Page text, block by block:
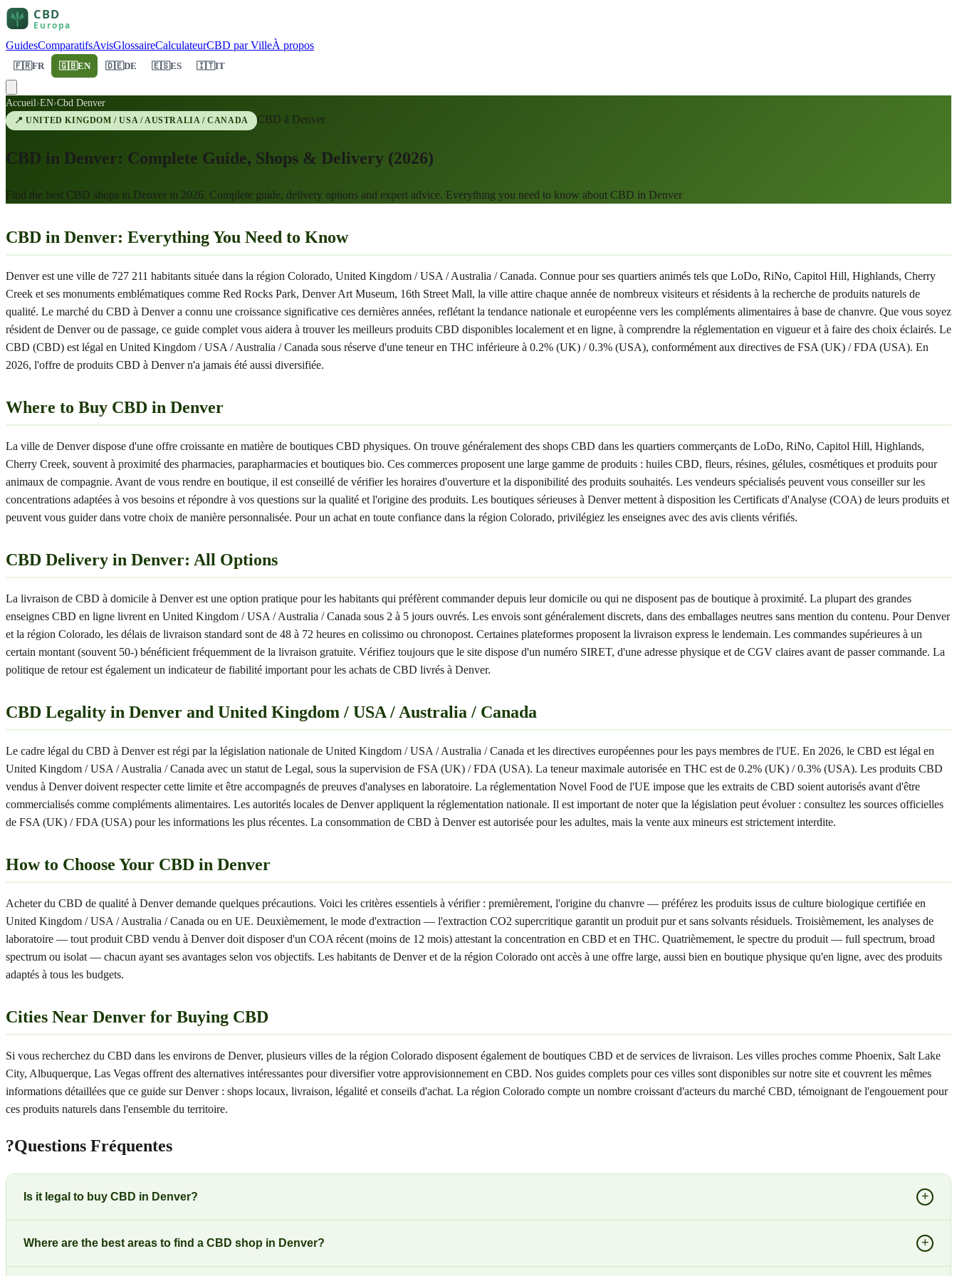
GuidesComparatifsAvisGlossaireCalculateurCBD par VilleÀ propos
🇫🇷FR 🇬🇧EN 🇩🇪DE 🇪🇸ES 🇮🇹IT
Accueil›EN›Cbd Denver
📍UNITED KINGDOM / USA / AUSTRALIA / CANADA CBD à Denver
CBD in Denver: Complete Guide, Shops & Delivery (2026)
Find the best CBD shops in Denver in 2026. Complete guide, delivery options and expert advice. Everything you need to know about CBD in Denver
CBD in Denver: Everything You Need to Know
Denver est une ville de 727 211 habitants située dans la région Colorado, United Kingdom / USA / Australia / Canada. Connue pour ses quartiers animés tels que LoDo, RiNo, Capitol Hill, Highlands, Cherry
Creek et ses monuments emblématiques comme Red Rocks Park, Denver Art Museum, 16th Street Mall, la ville attire chaque année de nombreux visiteurs et résidents à la recherche de produits naturels de
qualité. Le marché du CBD à Denver a connu une croissance significative ces dernières années, reflétant la tendance nationale et européenne vers les compléments alimentaires à base de chanvre. Que vous soyez
résident de Denver ou de passage, ce guide complet vous aidera à trouver les meilleurs produits CBD disponibles localement et en ligne, à comprendre la réglementation en vigueur et à faire des choix éclairés. Le
CBD (CBD) est légal en United Kingdom / USA / Australia / Canada sous réserve d'une teneur en THC inférieure à 0.2% (UK) / 0.3% (USA), conformément aux directives de FSA (UK) / FDA (USA). En
2026, l'offre de produits CBD à Denver n'a jamais été aussi diversifiée.
Where to Buy CBD in Denver
La ville de Denver dispose d'une offre croissante en matière de boutiques CBD physiques. On trouve généralement des shops CBD dans les quartiers commerçants de LoDo, RiNo, Capitol Hill, Highlands,
Cherry Creek, souvent à proximité des pharmacies, parapharmacies et boutiques bio. Ces commerces proposent une large gamme de produits : huiles CBD, fleurs, résines, gélules, cosmétiques et produits pour
animaux de compagnie. Avant de vous rendre en boutique, il est conseillé de vérifier les horaires d'ouverture et la disponibilité des produits souhaités. Les vendeurs spécialisés peuvent vous conseiller sur les
concentrations adaptées à vos besoins et répondre à vos questions sur la qualité et l'origine des produits. Les boutiques sérieuses à Denver mettent à disposition les Certificats d'Analyse (COA) de leurs produits et
peuvent vous guider dans votre choix de manière personnalisée. Pour un achat en toute confiance dans la région Colorado, privilégiez les enseignes avec des avis clients vérifiés.
CBD Delivery in Denver: All Options
La livraison de CBD à domicile à Denver est une option pratique pour les habitants qui préfèrent commander depuis leur domicile ou qui ne disposent pas de boutique à proximité. La plupart des grandes
enseignes CBD en ligne livrent en United Kingdom / USA / Australia / Canada sous 2 à 5 jours ouvrés. Les envois sont généralement discrets, dans des emballages neutres sans mention du contenu. Pour Denver
et la région Colorado, les délais de livraison standard sont de 48 à 72 heures en colissimo ou chronopost. Certaines plateformes proposent la livraison express le lendemain. Les commandes supérieures à un
certain montant (souvent 50-) bénéficient fréquemment de la livraison gratuite. Vérifiez toujours que le site dispose d'un numéro SIRET, d'une adresse physique et de CGV claires avant de passer commande. La
politique de retour est également un indicateur de fiabilité important pour les achats de CBD livrés à Denver.
CBD Legality in Denver and United Kingdom / USA / Australia / Canada
Le cadre légal du CBD à Denver est régi par la législation nationale de United Kingdom / USA / Australia / Canada et les directives européennes pour les pays membres de l'UE. En 2026, le CBD est légal en
United Kingdom / USA / Australia / Canada avec un statut de Legal, sous la supervision de FSA (UK) / FDA (USA). La teneur maximale autorisée en THC est de 0.2% (UK) / 0.3% (USA). Les produits CBD
vendus à Denver doivent respecter cette limite et être accompagnés de preuves d'analyses en laboratoire. La réglementation Novel Food de l'UE impose que les extraits de CBD soient autorisés avant d'être
commercialisés comme compléments alimentaires. Les autorités locales de Denver appliquent la réglementation nationale. Il est important de noter que la législation peut évoluer : consultez les sources officielles
de FSA (UK) / FDA (USA) pour les informations les plus récentes. La consommation de CBD à Denver est autorisée pour les adultes, mais la vente aux mineurs est strictement interdite.
How to Choose Your CBD in Denver
Acheter du CBD de qualité à Denver demande quelques précautions. Voici les critères essentiels à vérifier : premièrement, l'origine du chanvre — préférez les produits issus de culture biologique certifiée en
United Kingdom / USA / Australia / Canada ou en UE. Deuxièmement, le mode d'extraction — l'extraction CO2 supercritique garantit un produit pur et sans solvants résiduels. Troisièmement, les analyses de
laboratoire — tout produit CBD vendu à Denver doit disposer d'un COA récent (moins de 12 mois) attestant la concentration en CBD et en THC. Quatrièmement, le spectre du produit — full spectrum, broad
spectrum ou isolat — chacun ayant ses avantages selon vos objectifs. Les habitants de Denver et de la région Colorado ont accès à une offre large, aussi bien en boutique physique qu'en ligne, avec des produits
adaptés à tous les budgets.
Cities Near Denver for Buying CBD
Si vous recherchez du CBD dans les environs de Denver, plusieurs villes de la région Colorado disposent également de boutiques CBD et de services de livraison. Les villes proches comme Phoenix, Salt Lake
City, Albuquerque, Las Vegas offrent des alternatives intéressantes pour diversifier votre approvisionnement en CBD. Nos guides complets pour ces villes sont disponibles sur notre site et couvrent les mêmes
informations détaillées que ce guide sur Denver : shops locaux, livraison, légalité et conseils d'achat. La région Colorado compte un nombre croissant d'acteurs du marché CBD, témoignant de l'engouement pour
ces produits naturels dans l'ensemble du territoire.
?Questions Fréquentes
Is it legal to buy CBD in Denver? +
Where are the best areas to find a CBD shop in Denver? +